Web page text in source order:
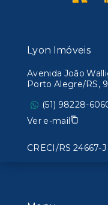
Lyon Imóveis
Avenida João
Porto Alegre/RS,
(51) 98228-
Ver e-mail
CRECI/RS 24667-J